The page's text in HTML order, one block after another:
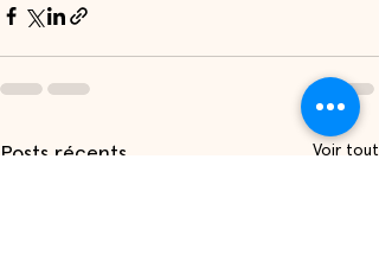
Posts récents Voir tout